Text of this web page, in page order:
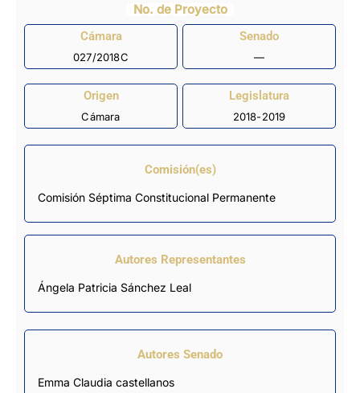
No. de Proyecto
Cámara
027/2018C
Senado
—
Origen
Cámara
Legislatura
2018-2019
Comisión(es)
Comisión Séptima Constitucional Permanente
Autores Representantes
Ángela Patricia Sánchez Leal
Autores Senado
Emma Claudia castellanos